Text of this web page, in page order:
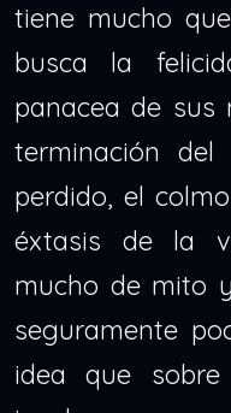
tiene mucho
busca la
panacea de sus
terminación del
perdido, el
éxtasis de la
mucho de mito
seguramente
idea que